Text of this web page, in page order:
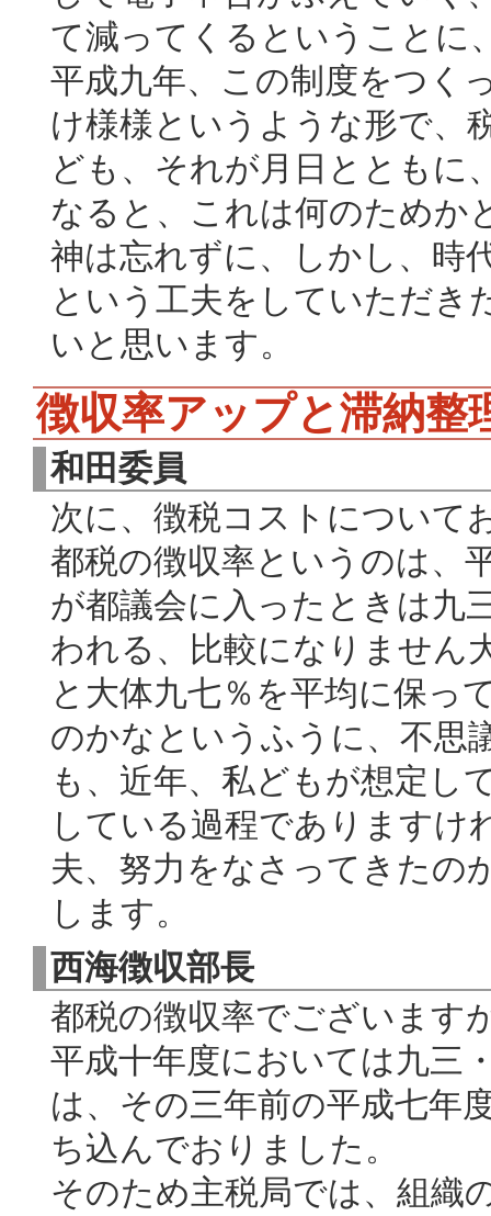
て減ってくるということに
平成九年、この制度をつく
け様様というような形で、
ども、それが月日とともに
なると、これは何のためか
神は忘れずに、しかし、時
という工夫をしていただき
いと思います。
徴収率アップと滞納整
和田委員
次に、徴税コストについて
都税の徴収率というのは、
が都議会に入ったときは九
われる、比較になりません
と大体九七％を平均に保っ
のかなというふうに、不思
も、近年、私どもが想定し
している過程でありますけ
夫、努力をなさってきたの
します。
西海徴収部長
都税の徴収率でございます
平成十年度においては九三
は、その三年前の平成七年
ち込んでおりました。
そのため主税局では、組織